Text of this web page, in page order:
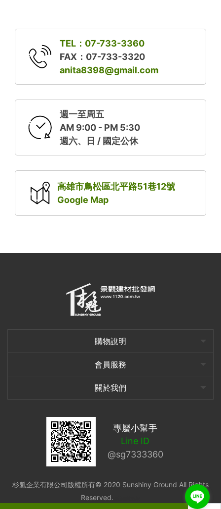
TEL：07-733-3360
FAX：07-733-3320
anita8398@gmail.com
週一至周五
AM 9:00 - PM 5:30
週六、日 / 國定公休
高雄市鳥松區北平路51巷12號
Google Map
購物說明
會員服務
關於我們
專屬小幫手
Line ID
@sg7333360
杉魁企業有限公司版權所有© 2020 Sunshiny Ground All Rights
Reserved.